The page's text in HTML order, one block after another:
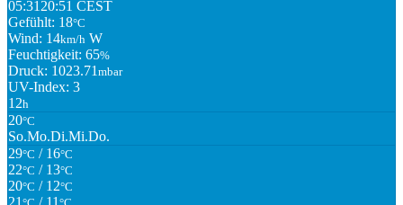
05:31 20:51 CEST
Gefühlt: 18°C
Wind: 14km/h W
Feuchtigkeit: 65%
Druck: 1023.71 mbar
UV-Index: 3
12h
20°C
So.Mo.Di.Mi.Do.
29°C / 16°C
22°C / 13°C
20°C / 12°C
21 / 11